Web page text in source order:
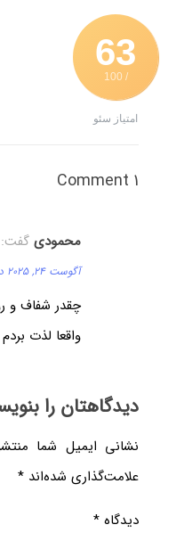
63
/ 100
امتیاز سئو
محمودی گفت:
آگوست 24, 2025 در 1:09 ق.ظ
چقدر شفاف و
واقعا لذت بردم
دیدگاهتان را
نشانی ایمیل شما
علامت‌گذاری شده‌اند *
دیدگاه*